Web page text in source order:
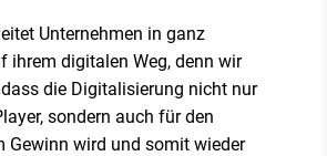
Unternehmen in ganz
ihrem digitalen Weg, denn wir
die Digitalisierung nicht nur
sondern auch für den
Gewinn wird und somit wieder